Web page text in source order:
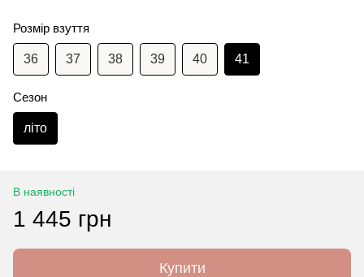
Розмір взуття
36 37 38 39 40 41
Сезон
літо
В наявності
1 445 грн
Купити